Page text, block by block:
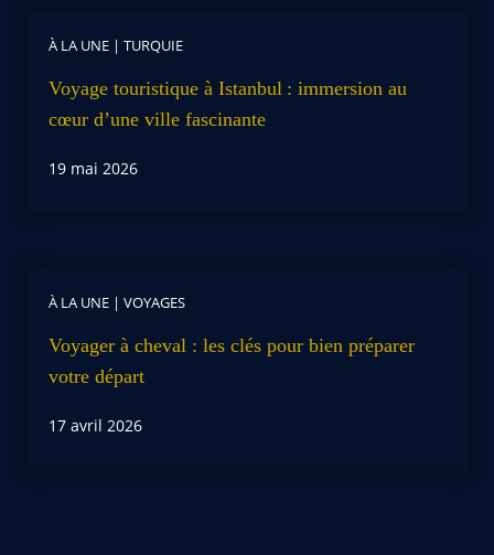
À LA UNE | TURQUIE
Voyage touristique à Istanbul : immersion au
cœur d’une ville fascinante
19 mai 2026
À LA UNE | VOYAGES
Voyager à cheval : les clés pour bien préparer
votre départ
17 avril 2026